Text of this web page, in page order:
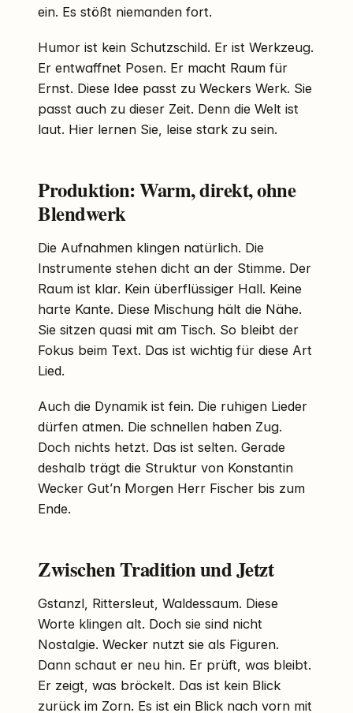
ein. Es stößt niemanden fort.
Humor ist kein Schutzschild. Er ist Werkzeug.
Er entwaffnet Posen. Er macht Raum für
Ernst. Diese Idee passt zu Weckers Werk. Sie
passt auch zu dieser Zeit. Denn die Welt ist
laut. Hier lernen Sie, leise stark zu sein.
Produktion: Warm, direkt, ohne
Blendwerk
Die Aufnahmen klingen natürlich. Die
Instrumente stehen dicht an der Stimme. Der
Raum ist klar. Kein überflüssiger Hall. Keine
harte Kante. Diese Mischung hält die Nähe.
Sie sitzen quasi mit am Tisch. So bleibt der
Fokus beim Text. Das ist wichtig für diese Art
Lied.
Auch die Dynamik ist fein. Die ruhigen Lieder
dürfen atmen. Die schnellen haben Zug.
Doch nichts hetzt. Das ist selten. Gerade
deshalb trägt die Struktur von Konstantin
Wecker Gut’n Morgen Herr Fischer bis zum
Ende.
Zwischen Tradition und Jetzt
Gstanzl, Rittersleut, Waldessaum. Diese
Worte klingen alt. Doch sie sind nicht
Nostalgie. Wecker nutzt sie als Figuren.
Dann schaut er neu hin. Er prüft, was bleibt.
Er zeigt, was bröckelt. Das ist kein Blick
zurück im Zorn. Es ist ein Blick nach vorn mit